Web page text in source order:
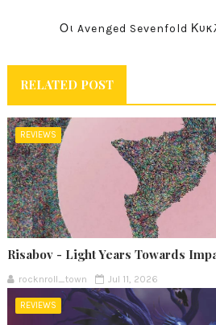
Οι Avenged Sevenfold
RELATED POST
REVIEWS
Risabov - Light Years Towards
rocknroll_town Jul 11, 2026
REVIEWS